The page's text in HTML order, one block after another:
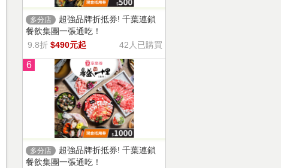
多分店
超強品牌折抵券! 千葉連鎖
餐飲集團一張通吃！
9.8折 $490元起 42人已購買
6
多分店
超強品牌折抵券! 千葉連鎖
餐飲集團一張通吃！